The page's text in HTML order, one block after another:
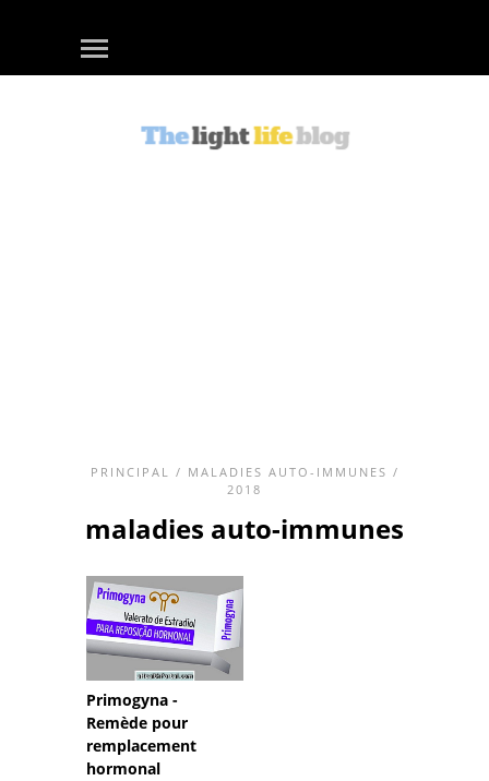
PRINCIPAL / MALADIES AUTO-IMMUNES /
2018
maladies auto-immunes
Primogyna -
Remède pour
remplacement
hormonal